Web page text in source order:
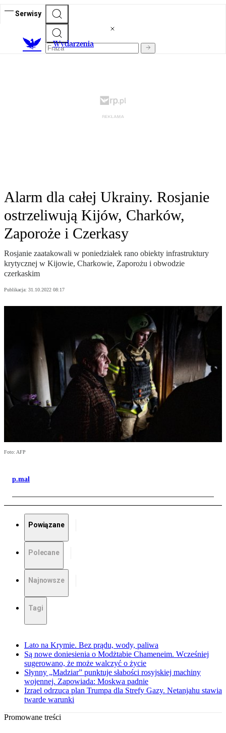
Serwisy
Wydarzenia
Alarm dla całej Ukrainy. Rosjanie
ostrzeliwują Kijów, Charków,
Zaporoże i Czerkasy
Rosjanie zaatakowali w poniedziałek rano obiekty infrastruktury
krytycznej w Kijowie, Charkowie, Zaporożu i obwodzie
czerkaskim
Publikacja: 31.10.2022 08:17
Foto: AFP
p.mal
Powiązane
Polecane
Najnowsze
Tagi
Lato na Krymie. Bez prądu, wody, paliwa
Są nowe doniesienia o Modżtabie Chameneim. Wcześniej
sugerowano, że może walczyć o życie
Słynny „Madziar” punktuje słabości rosyjskiej machiny
wojennej. Zapowiada: Moskwa padnie
Izrael odrzuca plan Trumpa dla Strefy Gazy. Netanjahu stawia
twarde warunki
Promowane treści